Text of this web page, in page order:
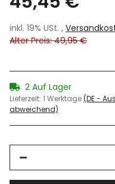
inkl. 19% USt. ,
Alter Preis: 49,95 €
2 Auf Lager
Lieferzeit: 1 Werktage(DE -
abweichend)